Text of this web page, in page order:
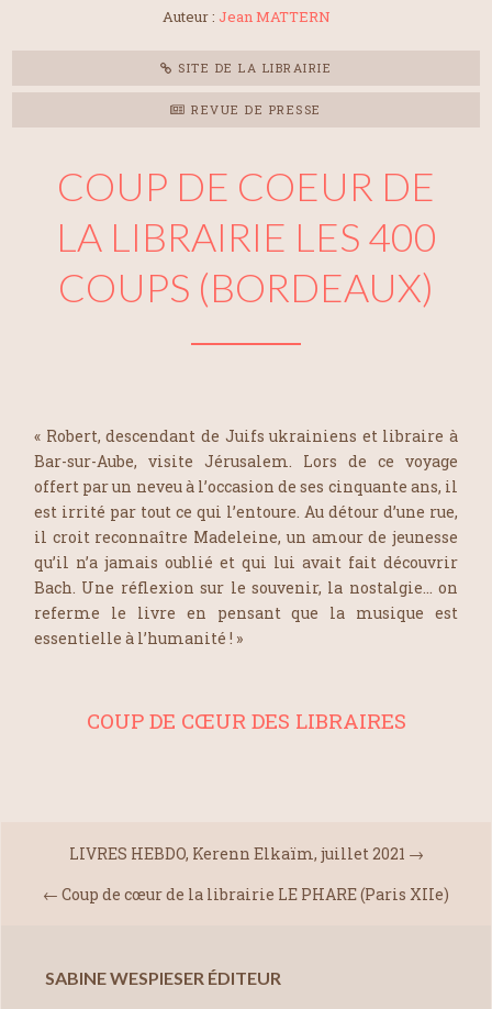
Auteur : Jean MATTERN
SITE DE LA LIBRAIRIE
REVUE DE PRESSE
COUP DE COEUR DE
LA LIBRAIRIE LES 400
COUPS (BORDEAUX)
« Robert, descendant de Juifs ukrainiens et libraire à
Bar-sur-Aube, visite Jérusalem. Lors de ce voyage
offert par un neveu à l’occasion de ses cinquante ans, il
est irrité par tout ce qui l’entoure. Au détour d’une rue,
il croit reconnaître Madeleine, un amour de jeunesse
qu’il n’a jamais oublié et qui lui avait fait découvrir
Bach. Une réflexion sur le souvenir, la nostalgie… on
referme le livre en pensant que la musique est
essentielle à l’humanité ! »
COUP DE CŒUR DES LIBRAIRES
LIVRES HEBDO, Kerenn Elkaïm, juillet 2021 →
← Coup de cœur de la librairie LE PHARE (Paris XIIe)
SABINE WESPIESER ÉDITEUR